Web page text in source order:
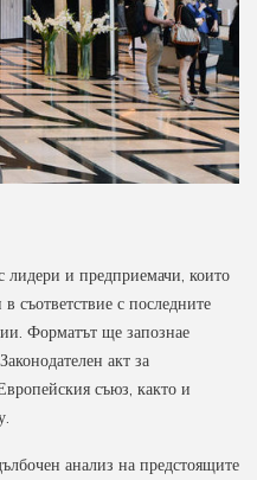
и предприемачи, които
съответствие с последните
Форматът ще запознае
акт за
съюз, както и
анализ на предстоящите